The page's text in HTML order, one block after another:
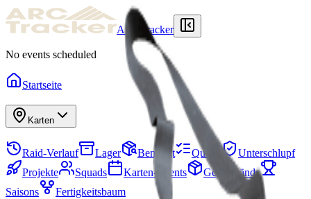
ARCTracker
No events scheduled
Startseite
Karten
Raid-Verlauf Lager Benötigt Quests
Unterschlupf
Projekte
Squads Karten-Events
Gegenstände
Saisons
Fertigkeitsbaum